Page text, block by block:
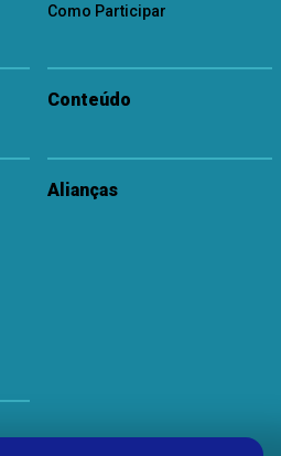
Como Participar
Conteúdo
Alianças